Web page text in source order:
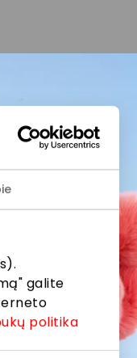
galite
politika
įskaitant